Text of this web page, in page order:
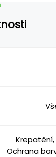
Krepatění,
Ochrana